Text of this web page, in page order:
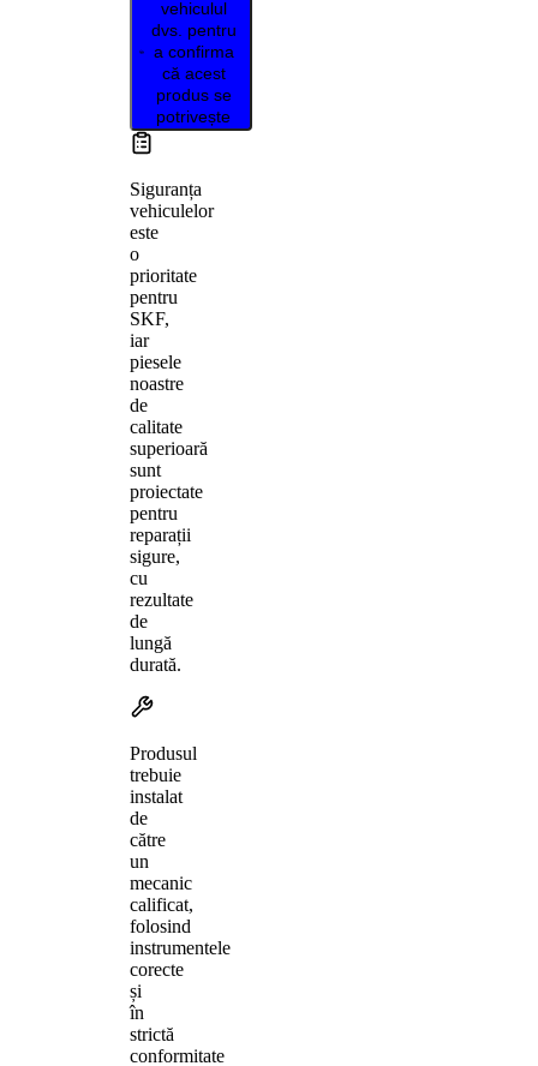
vehiculul
dvs. pentru
a confirma
că acest
produs se
potrivește
Siguranța
vehiculelor
este
o
prioritate
pentru
SKF,
iar
piesele
noastre
de
calitate
superioară
sunt
proiectate
pentru
reparații
sigure,
cu
rezultate
de
lungă
durată.
Produsul
trebuie
instalat
de
către
un
mecanic
calificat,
folosind
instrumentele
corecte
și
în
strictă
conformitate